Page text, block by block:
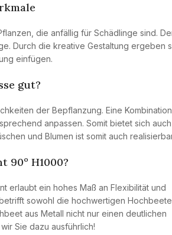
die anfällig für Schädlinge sind.
Durch die kreative Gestaltung ergeben
einfügen.
gut?
der Bepflanzung. Eine
anpassen. Somit bietet sich
und Blumen ist somit auch
90º H1000?
erlaubt ein hohes Maß an Flexibilität und
sowohl die hochwertigen
aus Metall nicht nur einen deutlichen
Sie dazu ausführlich!